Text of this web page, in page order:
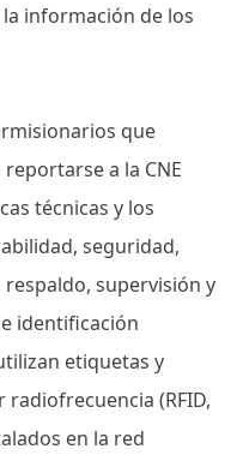
información de los
que
a la CNE
técnicas y los
seguridad,
supervisión y
identificación
etiquetas y
(RFID,
en la red